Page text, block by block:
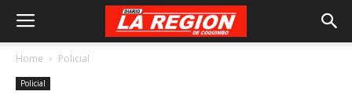
Home Policial
Policial